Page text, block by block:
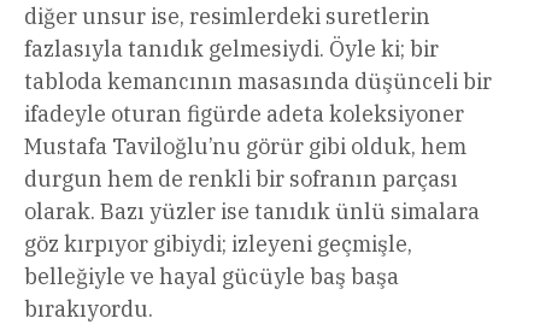
diğer unsur ise, resimlerdeki suretlerin
fazlasıyla tanıdık gelmesiydi. Öyle ki; bir
tabloda kemancının masasında düşünceli bir
ifadeyle oturan figürde adeta koleksiyoner
Mustafa Taviloğlu’nu görür gibi olduk, hem
durgun hem de renkli bir sofranın parçası
olarak. Bazı yüzler ise tanıdık ünlü simalara
göz kırpıyor gibiydi; izleyeni geçmişle,
belleğiyle ve hayal gücüyle baş başa
bırakıyordu.